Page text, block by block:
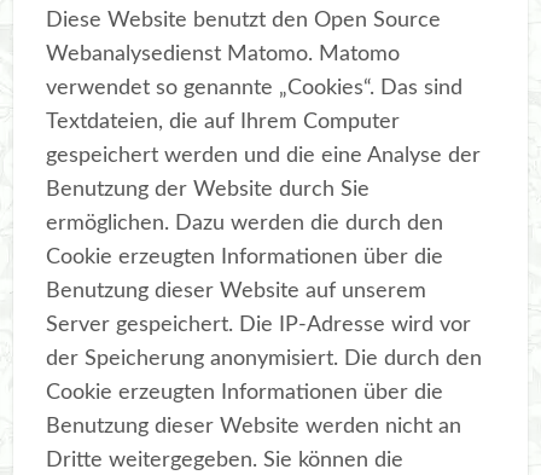
Diese Website benutzt den Open Source
Webanalysedienst Matomo. Matomo
verwendet so genannte „Cookies“. Das sind
Textdateien, die auf Ihrem Computer
gespeichert werden und die eine Analyse der
Benutzung der Website durch Sie
ermöglichen. Dazu werden die durch den
Cookie erzeugten Informationen über die
Benutzung dieser Website auf unserem
Server gespeichert. Die IP-Adresse wird vor
der Speicherung anonymisiert. Die durch den
Cookie erzeugten Informationen über die
Benutzung dieser Website werden nicht an
Dritte weitergegeben. Sie können die